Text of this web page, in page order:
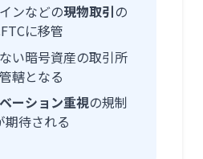
ンなどの現物取引の
に移管
い暗号資産の取引所
轄となる
ーション重視の規制
期待される